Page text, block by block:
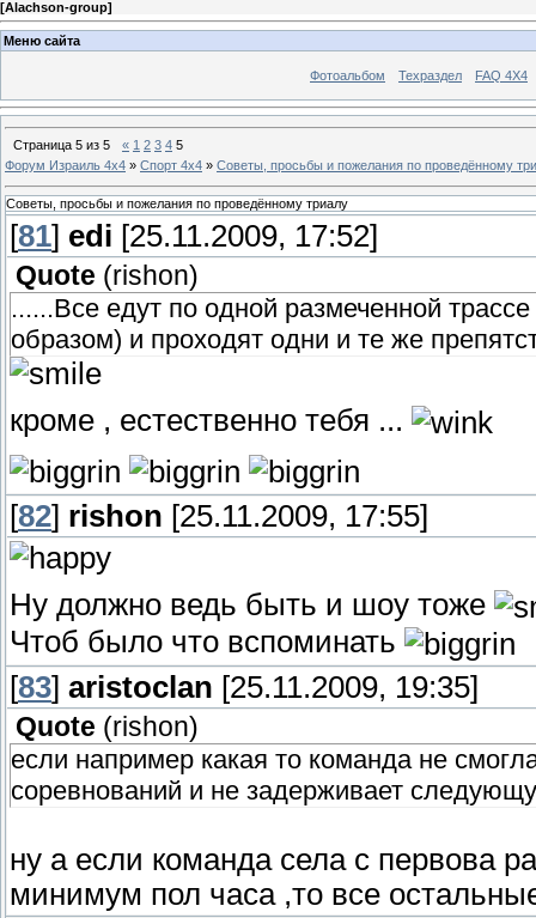
[Alachson-group]
Меню сайта
Фотоальбом Техраздел FAQ 4X4
Страница 5 из 5 « 1 2 3 4 5
Форум Израиль 4х4 » Спорт 4х4 » Советы, просьбы и пожелания по проведённому
Советы, просьбы и пожелания по проведённому триалу
[81] edi [25.11.2009, 17:52]
Quote (rishon)
......Все едут по одной размеченной
образом) и проходят одни и те же
кроме , естественно тебя ...
[82] rishon [25.11.2009, 17:55]
Ну должно ведь быть и шоу тоже
Чтоб было что вспоминать
[83] aristoclan [25.11.2009, 19:35]
Quote (rishon)
если например какая то команда не
соревнований и не задерживает
ну а если команда села с первова
минимум пол часа ,то все